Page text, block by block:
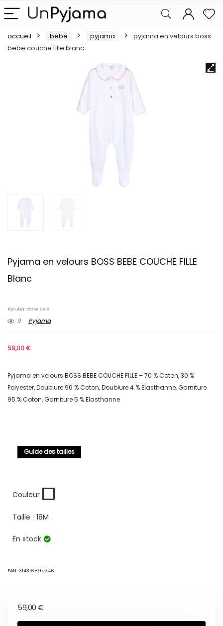
accueil bébé pyjama
pyjama en velours boss
bebe couche fille blanc
Pyjama en velours BOSS BEBE COUCHE FILLE
Blanc
Ajouter votre avis
9 Pyjama
59,00€
Pyjama en velours BOSS BEBE COUCHE FILLE – 70 % Coton, 30 %
Polyester, Doublure 96 % Coton, Doublure 4 % Elasthanne, Garniture
95 % Coton, Garniture 5 % Elasthanne
Guide des tailles
Couleur
Taille : 18M
En stock
EAN: 3143168953461
59,00 €